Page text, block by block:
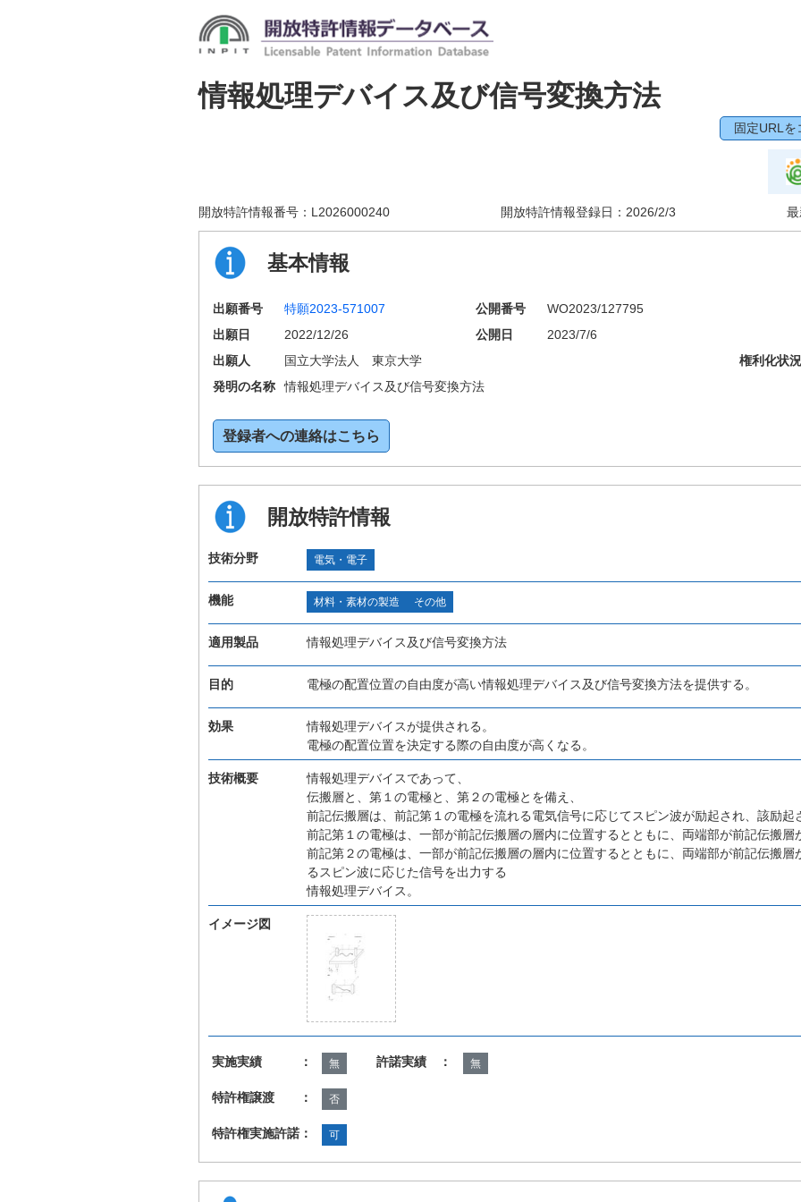
情報処理デバイス及び信号変換方法
固定URLを
開放特許情報番号： L2026000240 開放特許情報登録日： 2026/2/3 最
基本情報
出願番号 特願2023-571007 公開番号
WO2023/127795
出願日
2022/12/26 公開日
2023/7/6
出願人
国立大学法人 東京大学 権利化状況
発明の名称
情報処理デバイス及び信号変換方法
登録者への連絡はこちら
開放特許情報
技術分野 電気・電子
機能 材料・素材の製造 その他
適用製品 情報処理デバイス及び信号変換方法
目的 電極の配置位置の自由度が高い情報処理デバイス及び信号変換方法を提供する。
効果
情報処理デバイスが提供される。
電極の配置位置を決定する際の自由度が高くなる。
技術概要
情報処理デバイスであって、
伝搬層と、第１の電極と、第２の電極とを備え、
前記伝搬層は、前記第１の電極を流れる電気信号に応じてスピン波が励起され、該励起
前記第１の電極は、一部が前記伝搬層の層内に位置するとともに、両端部が前記伝搬層
前記第２の電極は、一部が前記伝搬層の層内に位置するとともに、両端部が前記伝搬層
るスピン波に応じた信号を出力する
情報処理デバイス。
イメージ図
実施実績 ： 無 許諾実績 ： 無
特許権譲渡 ： 否
特許権実施許諾： 可